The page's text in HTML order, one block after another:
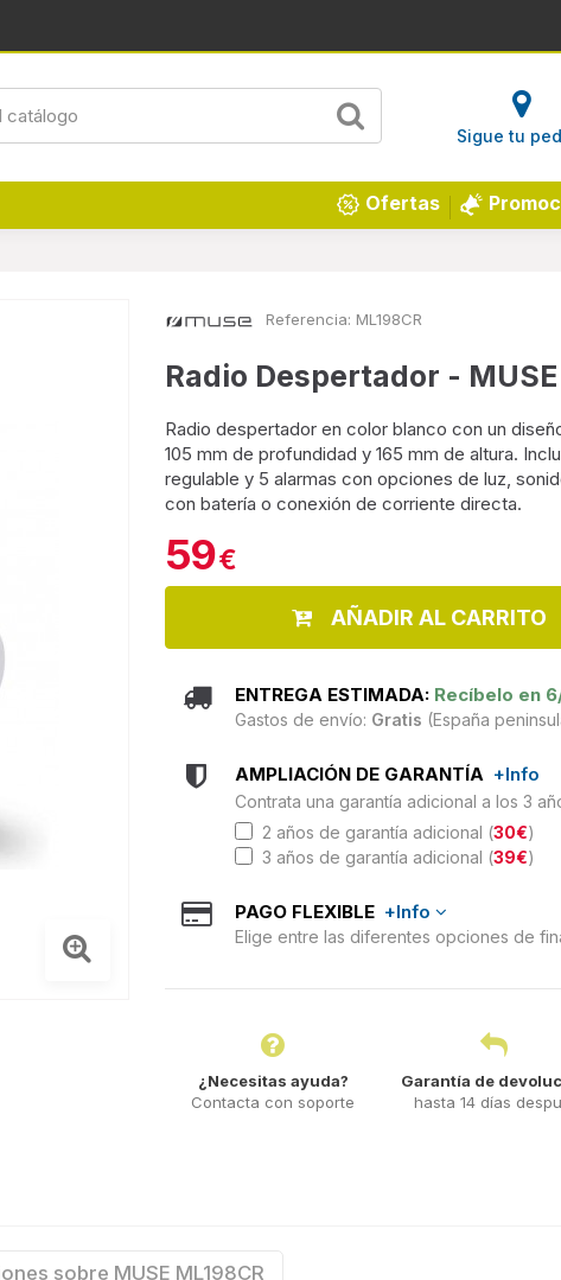
Sigue tu
Ofertas
Referencia: ML198CR
Radio Despertador -
Radio despertador en color blanco con un
105 mm de profundidad y 165 mm de altura.
regulable y 5 alarmas con opciones de luz,
con batería o conexión de corriente directa.
59€
AÑADIR AL CARRITO
ENTREGA ESTIMADA: Recíbelo en
Gastos de envío: Gratis (España
AMPLIACIÓN DE GARANTÍA +Info
Contrata una garantía adicional a los 3
2 años de garantía adicional (30€)
3 años de garantía adicional (39€)
PAGO FLEXIBLE +Info
Elige entre las diferentes opciones de
¿Necesitas ayuda?
Contacta con soporte
Garantía de
hasta 14 días
sobre MUSE ML198CR